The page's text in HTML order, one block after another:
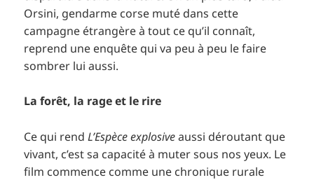
Orsini, gendarme corse muté dans cette
campagne étrangère à tout ce qu’il connaît,
reprend une enquête qui va peu à peu le faire
sombrer lui aussi.
La forêt, la rage et le rire
Ce qui rendL’Espèce explosiveaussi déroutant que
vivant, c’est sa capacité à muter sous nos yeux. Le
film commence comme une chronique rurale